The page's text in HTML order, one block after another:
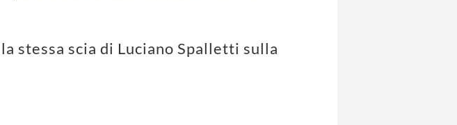
stessa scia di Luciano Spalletti sulla